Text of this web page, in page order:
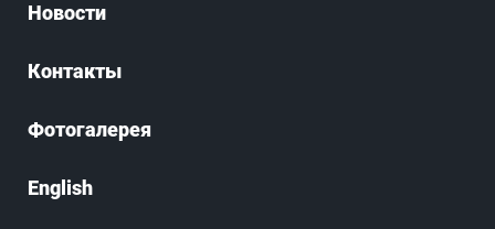
Новости
Контакты
Фотогалерея
English